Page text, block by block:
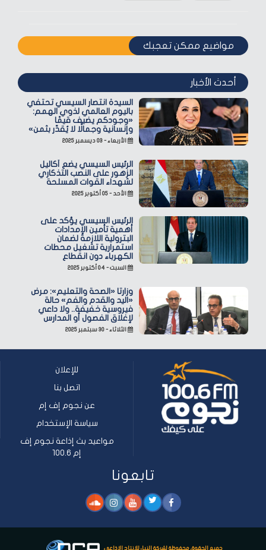
مواضيع ممكن تعجبك
أحدث الأخبار
السيدة انتصار السيسي تحتفي
باليوم العالمي لذوي الهمم:
«وجودكم يضيف قيمًا
وإنسانية وجمالًا لا يُقدّر بثمن»
الأربعاء - ٠٣ ديسمبر ٢٠٢٥
الرئيس السيسي يضع أكاليل
الزهور على النصب التذكاري
لشهداء القوات المسلحة
الأحد - ٠٥ أكتوبر ٢٠٢٥
الرئيس السيسي يؤكد على
أهمية تأمين الإمدادات
البترولية اللازمة لضمان
استمرارية تشغيل محطات
الكهرباء دون انقطاع
السبت - ٠٤ أكتوبر ٢٠٢٥
وزارتا «الصحة والتعليم»: مرض
«اليد والقدم والفم» حالة
فيروسية خفيفة.. ولا داعي
لإغلاق الفصول أو المدارس
الثلاثاء - ٣٠ سبتمبر ٢٠٢٥
للإعلان
اتصل بنا
عن نجوم إف إم
سياسة الإستخدام
مواعيد بث إذاعة نجوم إف
إم 100.6
تابعونا
جميع الحقوق محفوظة لشركة النيل للإنتاج الإذاعي